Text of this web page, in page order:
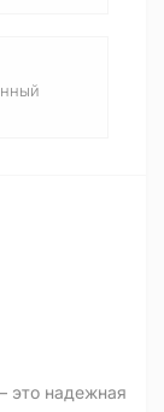
это надежная